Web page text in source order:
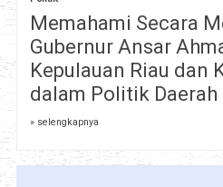
Memahami Secara
Gubernur Ansar
Kepulauan Riau dan
dalam Politik Daerah
» selengkapnya